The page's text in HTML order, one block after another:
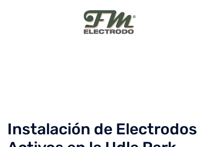
Instalación de Electrodos